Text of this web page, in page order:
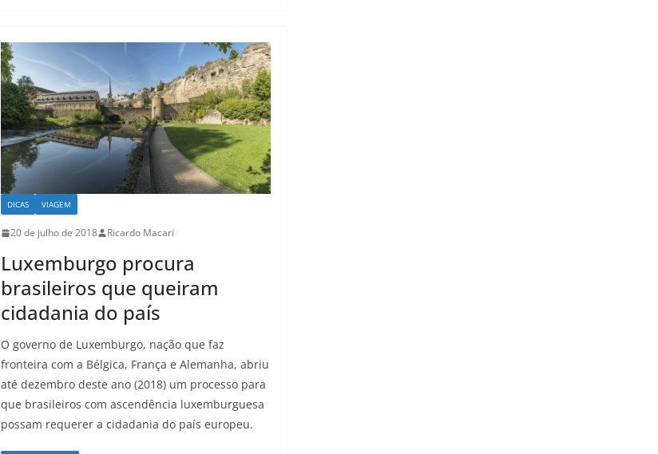
DICAS VIAGEM
20 de julho de 2018 Ricardo Macari
Luxemburgo procura
brasileiros que queiram
cidadania do país
O governo de Luxemburgo, nação que faz
fronteira com a Bélgica, França e Alemanha, abriu
até dezembro deste ano (2018) um processo para
que brasileiros com ascendência luxemburguesa
possam requerer a cidadania do país europeu.